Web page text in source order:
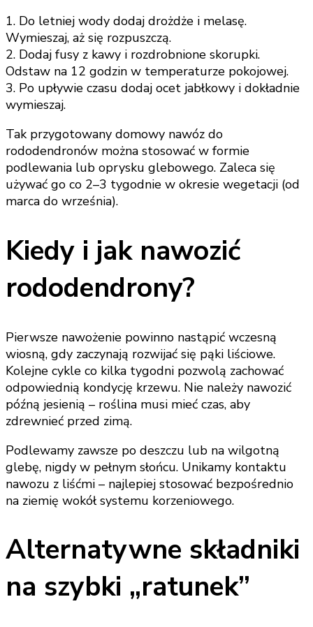
1. Do letniej wody dodaj drożdże i melasę.
Wymieszaj, aż się rozpuszczą.
2. Dodaj fusy z kawy i rozdrobnione skorupki.
Odstaw na 12 godzin w temperaturze pokojowej.
3. Po upływie czasu dodaj ocet jabłkowy i dokładnie
wymieszaj.
Tak przygotowany domowy nawóz do
rododendronów można stosować w formie
podlewania lub oprysku glebowego. Zaleca się
używać go co 2–3 tygodnie w okresie wegetacji (od
marca do września).
Kiedy i jak nawozić
rododendrony?
Pierwsze nawożenie powinno nastąpić wczesną
wiosną, gdy zaczynają rozwijać się pąki liściowe.
Kolejne cykle co kilka tygodni pozwolą zachować
odpowiednią kondycję krzewu. Nie należy nawozić
późną jesienią – roślina musi mieć czas, aby
zdrewnieć przed zimą.
Podlewamy zawsze po deszczu lub na wilgotną
glebę, nigdy w pełnym słońcu. Unikamy kontaktu
nawozu z liśćmi – najlepiej stosować bezpośrednio
na ziemię wokół systemu korzeniowego.
Alternatywne składniki
na szybki „ratunek”